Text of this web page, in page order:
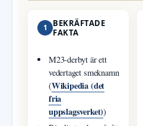
1
BEKRÄFTADE
FAKTA
M23-derbyt är ett
vedertaget smeknamn
(Wikipedia (det
fria
uppslagsverket))